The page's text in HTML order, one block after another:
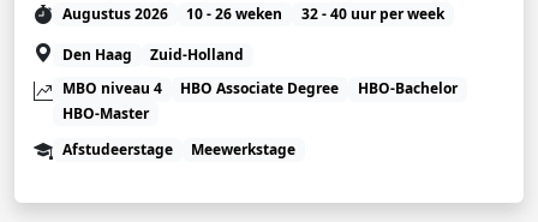
Augustus 2026 10 - 26 weken
32 - 40 uur per week
Den Haag
Zuid-Holland
MBO niveau 4
HBO Associate Degree
HBO-Bachelor
HBO-Master
Afstudeerstage
Meewerkstage